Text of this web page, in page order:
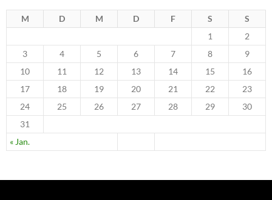
M D M D F S S
« Jan.
1
2
3
4 5 6 7 8
9
10
11 12 13 14 15
16
17
18 19 20 21 22
23
24
25 26 27 28 29
30
31